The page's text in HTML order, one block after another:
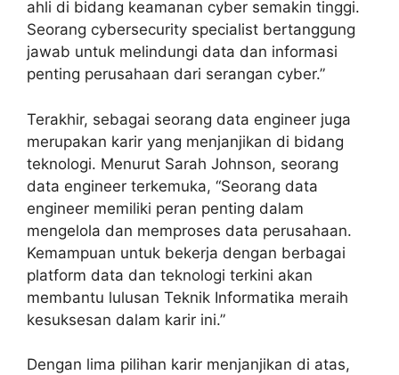
ahli di bidang keamanan cyber semakin tinggi.
Seorang cybersecurity specialist bertanggung
jawab untuk melindungi data dan informasi
penting perusahaan dari serangan cyber.”
Terakhir, sebagai seorang data engineer juga
merupakan karir yang menjanjikan di bidang
teknologi. Menurut Sarah Johnson, seorang
data engineer terkemuka, “Seorang data
engineer memiliki peran penting dalam
mengelola dan memproses data perusahaan.
Kemampuan untuk bekerja dengan berbagai
platform data dan teknologi terkini akan
membantu lulusan Teknik Informatika meraih
kesuksesan dalam karir ini.”
Dengan lima pilihan karir menjanjikan di atas,